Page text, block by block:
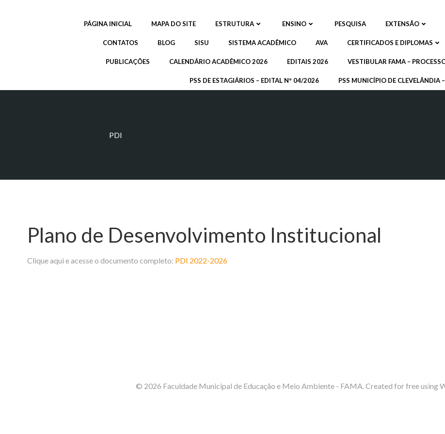
PÁGINA INICIAL MAPA DO SITE ESTRUTURA ENSINO PESQUISA EXTENSÃO
CONTATOS BLOG SISU SISTEMA ACADÊMICO AVA CERTIFICADOS E DIPLOMAS
PUBLICAÇÕES CALENDÁRIO ACADÊMICO 2026 EDITAIS 2026 VESTIBULAR FAMA –
PSS DE ESTAGIÁRIOS – EDITAL Nº 04/2026 PSS MUNICÍPIO DE CLEVELÂNDIA
PDI
Plano de Desenvolvimento Institucional
Clique aqui e acesse o documento completo: PDI 2022-2026
© 2026 Faculdade Municipal de Educação e Meio Ambiente - FAMA. Created for free using